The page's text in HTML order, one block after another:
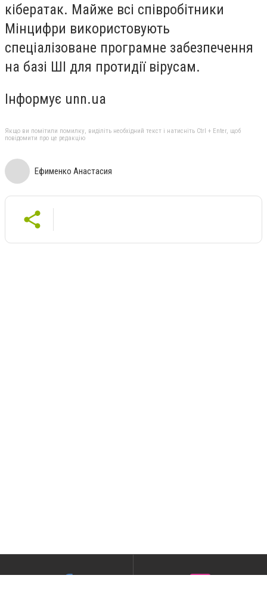
кібератак. Майже всі співробітники
Мінцифри використовують
спеціалізоване програмне забезпечення
на базі ШІ для протидії вірусам.
Інформує unn.ua
Якщо ви помітили помилку, виділіть необхідний текст і натисніть Ctrl + Enter, щоб
повідомити про це редакцію
Ефименко Анастасия